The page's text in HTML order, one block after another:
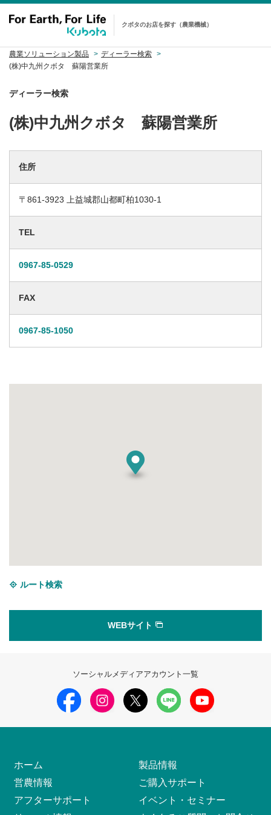
クボタのお店を探す（農業機械）
農業ソリューション製品
ディーラー検索
(株)中九州クボタ 蘇陽営業所
ディーラー検索
(株)中九州クボタ 蘇陽営業所
住所
〒861-3923 上益城郡山都町柏1030-1
TEL
0967-85-0529
FAX
0967-85-1050
ルート検索
WEBサイト
ソーシャルメディアアカウント一覧
ホーム
製品情報
営農情報
ご購入サポート
アフターサポート
イベント・セミナー